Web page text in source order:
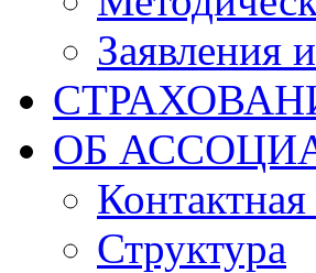
Заявления
ОБ
Структура